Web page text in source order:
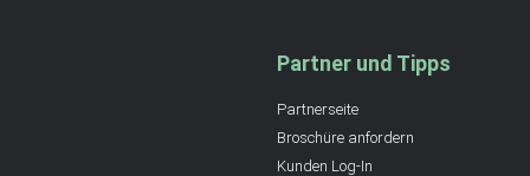
Partner und Tipps
Partnerseite
Broschüre anfordern
Kunden Log-In